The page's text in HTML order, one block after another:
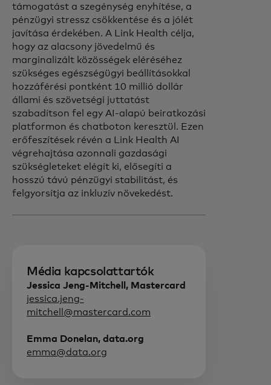
támogatást a szegénység enyhítése, a
pénzügyi stressz csökkentése és a jólét
javítása érdekében. A Link Health célja,
hogy az alacsony jövedelmű és
marginalizált közösségek eléréséhez
szükséges egészségügyi beállításokkal
hozzáférési pontként 10 millió dollár
állami és szövetségi juttatást
szabadítson fel egy AI-alapú beiratkozási
platformon és chatboton keresztül. Ezen
erőfeszítések révén a Link Health AI
végrehajtása azonnali gazdasági
szükségleteket elégít ki, elősegíti a
hosszú távú pénzügyi stabilitást, és
felgyorsítja az inkluzív növekedést.
Média kapcsolattartók
Jessica Jeng-Mitchell, Mastercard
jessica.jeng-
mitchell@mastercard.com
Emma Donelan, data.org
emma@data.org